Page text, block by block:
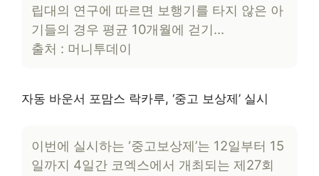
립대의 연구에 따르면 보행기를 타지 않은 아
기들의 경우 평균 10개월에 걷기…
출처 : 머니투데이
자동 바운서 포맘스 락카루, ‘중고 보상제’ 실시
이번에 실시하는 ‘중고보상제’는 12일부터 15
일까지 4일간 코엑스에서 개최되는 제27회